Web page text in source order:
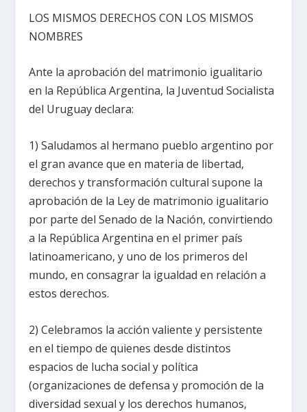
LOS MISMOS DERECHOS CON LOS MISMOS
NOMBRES
Ante la aprobación del matrimonio igualitario
en la República Argentina, la Juventud Socialista
del Uruguay declara:
1) Saludamos al hermano pueblo argentino por
el gran avance que en materia de libertad,
derechos y transformación cultural supone la
aprobación de la Ley de matrimonio igualitario
por parte del Senado de la Nación, convirtiendo
a la República Argentina en el primer país
latinoamericano, y uno de los primeros del
mundo, en consagrar la igualdad en relación a
estos derechos.
2) Celebramos la acción valiente y persistente
en el tiempo de quienes desde distintos
espacios de lucha social y política
(organizaciones de defensa y promoción de la
diversidad sexual y los derechos humanos,